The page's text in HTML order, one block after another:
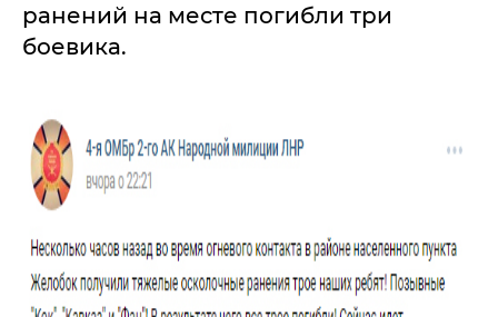
ранений на месте погибли три
боевика.